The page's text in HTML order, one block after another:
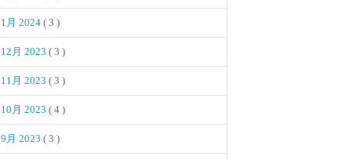
1月 2024 ( 3 )
12月 2023 ( 3 )
11月 2023 ( 3 )
10月 2023 ( 4 )
9月 2023 ( 3 )